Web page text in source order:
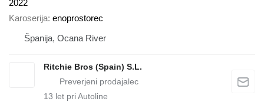
2022
Karoserija enoprostorec
Španija, Ocana River
Ritchie Bros (Spain) S.L.
13 let pri Autoline